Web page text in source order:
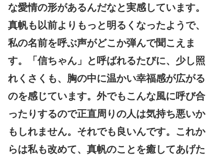
な愛情の形があるんだなと実感しています。
真帆も以前よりもっと明るくなったようで、
私の名前を呼ぶ声がどこか弾んで聞こえま
す。「信ちゃん」と呼ばれるたびに、少し照
れくさくも、胸の中に温かい幸福感が広がる
のを感じています。外でもこんな風に呼び合
ったりするので正直周りの人は気持ち悪いか
もしれません。それでも良いんです。これか
らは私も改めて、真帆のことを癒してあげた